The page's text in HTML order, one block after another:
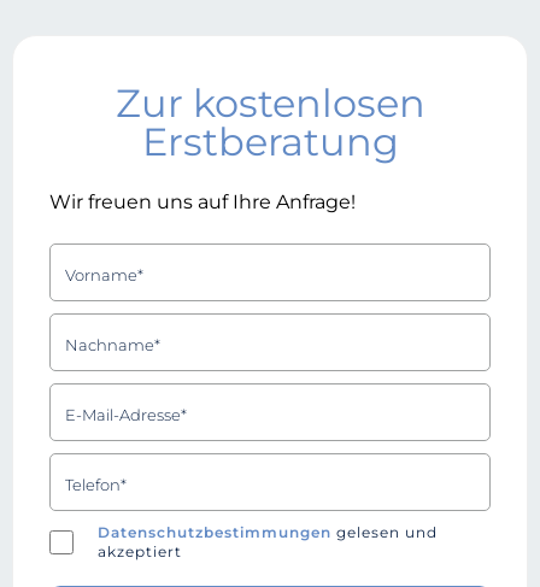
Zur kostenlosen
Erstberatung
Wir freuen uns auf Ihre Anfrage!
Datenschutzbestimmungen gelesen und
akzeptiert